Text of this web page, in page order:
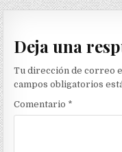
entradas
Deja una
Tu dirección de correo
campos obligatorios
Comentario *